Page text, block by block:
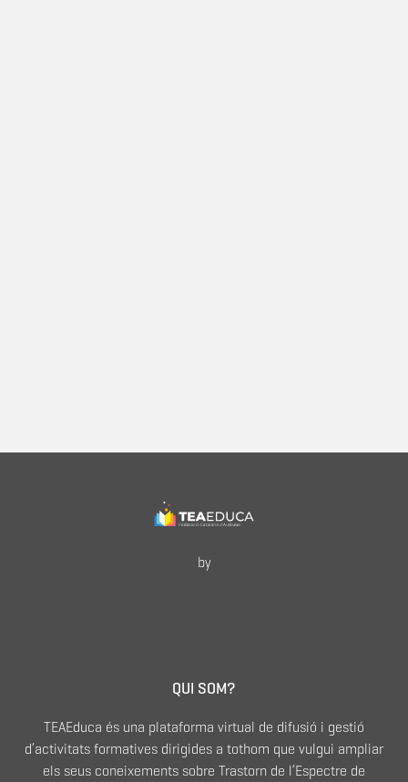
by
QUI SOM?
TEAEduca és una plataforma virtual de difusió i gestió
d’activitats formatives dirigides a tothom que vulgui ampliar
els seus coneixements sobre Trastorn de l’Espectre de